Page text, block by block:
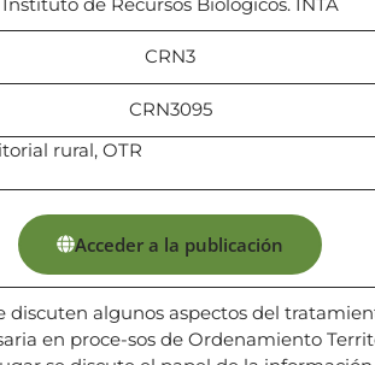
CRN3
CRN3095
rural, OTR
Acceder a la publicación
discuten algunos aspectos del
en proce-sos de Ordenamiento